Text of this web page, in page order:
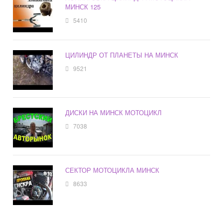
МИНСК 125
5410
ЦИЛИНДР ОТ ПЛАНЕТЫ НА МИНСК
9521
ДИСКИ НА МИНСК МОТОЦИКЛ
7038
СЕКТОР МОТОЦИКЛА МИНСК
8633